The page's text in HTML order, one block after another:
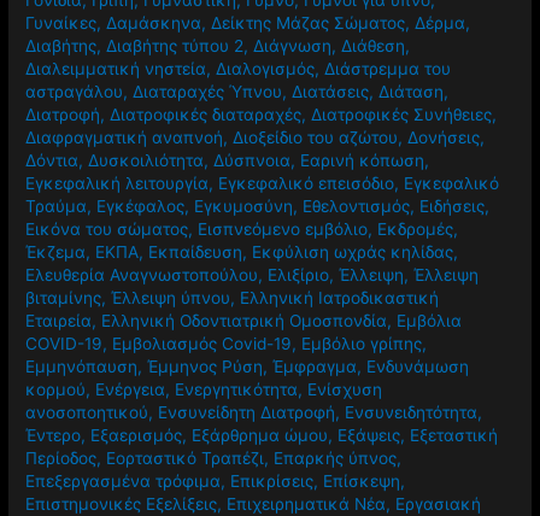
Γυναίκες, Δαμάσκηνα, Δείκτης Μάζας Σώματος, Δέρμα,
Διαβήτης, Διαβήτης τύπου 2, Διάγνωση, Διάθεση,
Διαλειμματική νηστεία, Διαλογισμός, Διάστρεμμα του
αστραγάλου, Διαταραχές Ύπνου, Διατάσεις, Διάταση,
Διατροφή, Διατροφικές διαταραχές, Διατροφικές Συνήθειες,
Διαφραγματική αναπνοή, Διοξείδιο του αζώτου, Δονήσεις,
Δόντια, Δυσκοιλιότητα, Δύσπνοια, Εαρινή κόπωση,
Εγκεφαλική λειτουργία, Εγκεφαλικό επεισόδιο, Εγκεφαλικό
Τραύμα, Εγκέφαλος, Εγκυμοσύνη, Εθελοντισμός, Ειδήσεις,
Εικόνα του σώματος, Εισπνεόμενο εμβόλιο, Εκδρομές,
Έκζεμα, ΕΚΠΑ, Εκπαίδευση, Εκφύλιση ωχράς κηλίδας,
Ελευθερία Αναγνωστοπούλου, Ελιξίριο,Έλλειψη,Έλλειψη
βιταμίνης,Έλλειψη ύπνου, Ελληνική Ιατροδικαστική
Εταιρεία, Ελληνική Οδοντιατρική Ομοσπονδία, Εμβόλια
COVID-19, Εμβολιασμός Covid-19, Εμβόλιο γρίπης,
Εμμηνόπαυση,Έμμηνος Ρύση,Έμφραγμα, Ενδυνάμωση
κορμού, Ενέργεια, Ενεργητικότητα, Ενίσχυση
ανοσοποητικού, Ενσυνείδητη Διατροφή, Ενσυνειδητότητα,
Έντερο, Εξαερισμός, Εξάρθρημα ώμου, Εξάψεις, Εξεταστική
Περίοδος, Εορταστικό Τραπέζι, Επαρκής ύπνος,
Επεξεργασμένα τρόφιμα, Επικρίσεις, Επίσκεψη,
Επιστημονικές Εξελίξεις, Επιχειρηματικά Νέα, Εργασιακή